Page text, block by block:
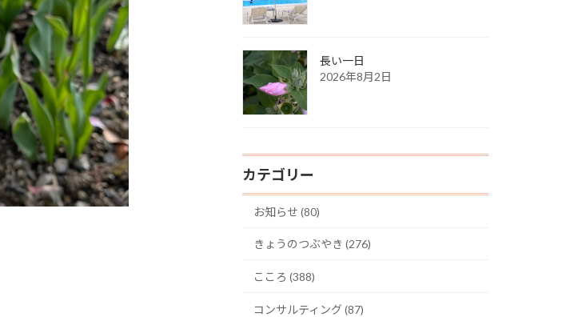
長い一日
2026年8月2日
カテゴリー
お知らせ (80)
きょうのつぶやき (276)
こころ (388)
コンサルティング (87)